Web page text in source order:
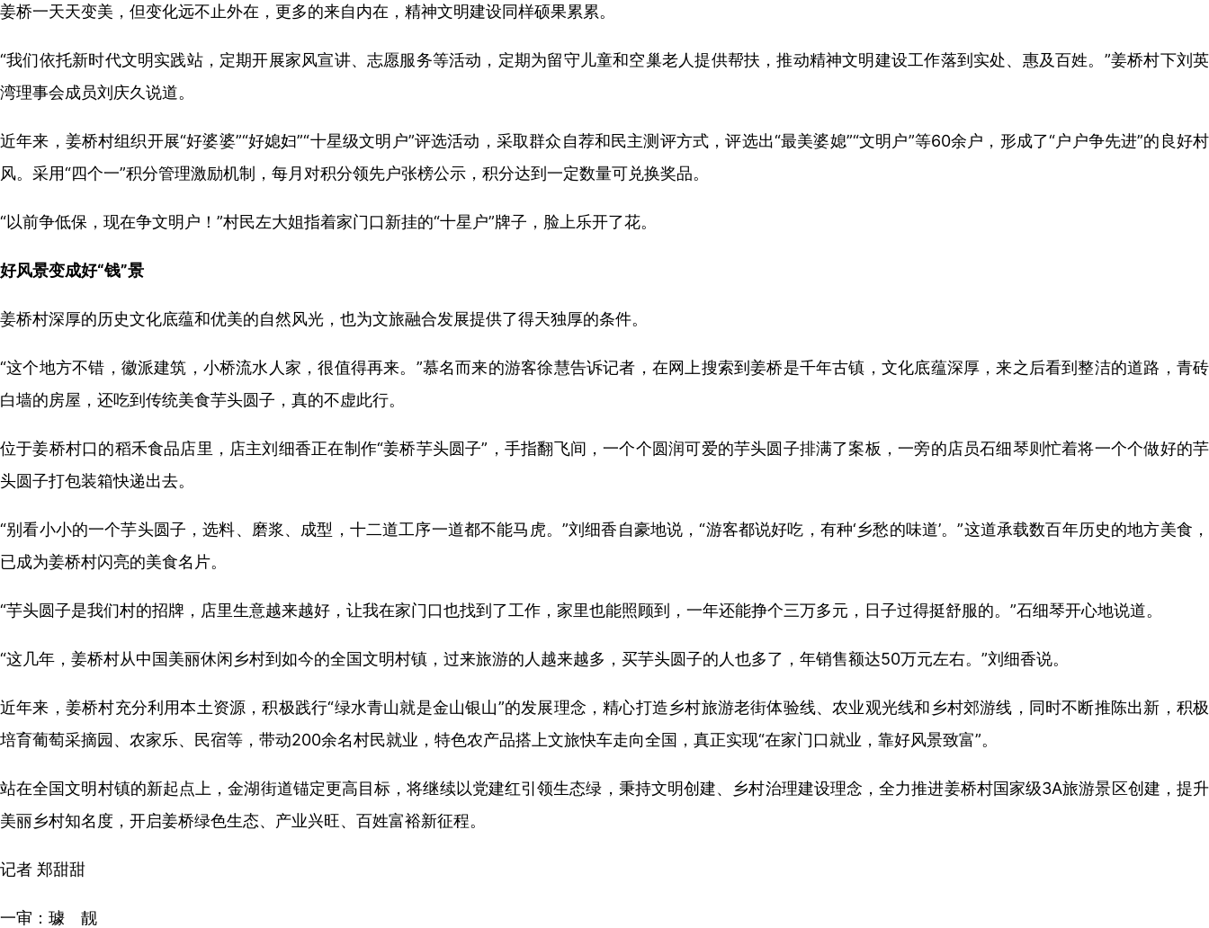
姜桥一天天变美，但变化远不止外在，更多的来自内在，精神文明建设同样硕果累累。
“我们依托新时代文明实践站，定期开展家风宣讲、志愿服务等活动，定期为留守儿童和空巢老人提供帮扶，推动精神文明建设工作落到实处、惠及百姓。”姜桥村下刘英
湾理事会成员刘庆久说道。
近年来，姜桥村组织开展“好婆婆”“好媳妇”“十星级文明户”评选活动，采取群众自荐和民主测评方式，评选出“最美婆媳”“文明户”等60余户，形成了“户户争先进”的良好村
风。采用“四个一”积分管理激励机制，每月对积分领先户张榜公示，积分达到一定数量可兑换奖品。
“以前争低保，现在争文明户！”村民左大姐指着家门口新挂的“十星户”牌子，脸上乐开了花。
好风景变成好“钱”景
姜桥村深厚的历史文化底蕴和优美的自然风光，也为文旅融合发展提供了得天独厚的条件。
“这个地方不错，徽派建筑，小桥流水人家，很值得再来。”慕名而来的游客徐慧告诉记者，在网上搜索到姜桥是千年古镇，文化底蕴深厚，来之后看到整洁的道路，青砖
白墙的房屋，还吃到传统美食芋头圆子，真的不虚此行。
位于姜桥村口的稻禾食品店里，店主刘细香正在制作“姜桥芋头圆子”，手指翻飞间，一个个圆润可爱的芋头圆子排满了案板，一旁的店员石细琴则忙着将一个个做好的芋
头圆子打包装箱快递出去。
“别看小小的一个芋头圆子，选料、磨浆、成型，十二道工序一道都不能马虎。”刘细香自豪地说，“游客都说好吃，有种‘乡愁的味道’。”这道承载数百年历史的地方美食，
已成为姜桥村闪亮的美食名片。
“芋头圆子是我们村的招牌，店里生意越来越好，让我在家门口也找到了工作，家里也能照顾到，一年还能挣个三万多元，日子过得挺舒服的。”石细琴开心地说道。
“这几年，姜桥村从中国美丽休闲乡村到如今的全国文明村镇，过来旅游的人越来越多，买芋头圆子的人也多了，年销售额达50万元左右。”刘细香说。
近年来，姜桥村充分利用本土资源，积极践行“绿水青山就是金山银山”的发展理念，精心打造乡村旅游老街体验线、农业观光线和乡村郊游线，同时不断推陈出新，积极
培育葡萄采摘园、农家乐、民宿等，带动200余名村民就业，特色农产品搭上文旅快车走向全国，真正实现“在家门口就业，靠好风景致富”。
站在全国文明村镇的新起点上，金湖街道锚定更高目标，将继续以党建红引领生态绿，秉持文明创建、乡村治理建设理念，全力推进姜桥村国家级3A旅游景区创建，提升
美丽乡村知名度，开启姜桥绿色生态、产业兴旺、百姓富裕新征程。
记者 郑甜甜
一审：璩 靓